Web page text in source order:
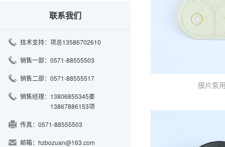
联系我们
技术支持： 项总13586702610
销售一部： 0571-88555503
销售二部： 0571-88555517
销售经理： 13806855345姜
13867886153项
传真： 0571-88555503
邮箱： hzbozuan@163.com
膜片泵